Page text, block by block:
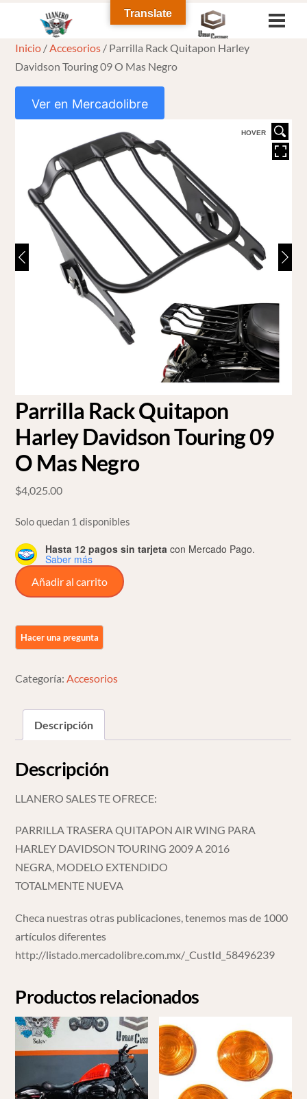
content
Inicio /Accesorios / Parrilla Rack Quitapon Harley
Davidson Touring 09 O Mas Negro
Ver en Mercadolibre
HOVER
Parrilla Rack Quitapon
Harley Davidson Touring 09
O Mas Negro
$4,025.00
Solo quedan 1 disponibles
Hasta 12 pagos sin tarjeta con Mercado Pago.
Saber más
Parrilla
Rack
Harley
Davidson
09
Mas
Negro
Añadir al carrito
Categoría: Accesorios
Descripción
Descripción
LLANERO SALES TE OFRECE:
PARRILLA TRASERA QUITAPON AIR WING PARA
HARLEY DAVIDSON TOURING 2009 A 2016
NEGRA, MODELO EXTENDIDO
TOTALMENTE NUEVA
Checa nuestras otras publicaciones, tenemos mas de 1000
artículos diferentes
http://listado.mercadolibre.com.mx/_CustId_58496239
Productos relacionados
Translate